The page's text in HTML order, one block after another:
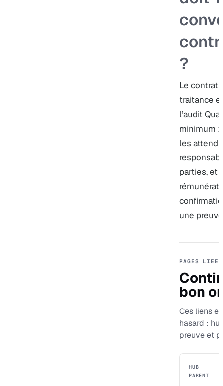
?
Le contrat
traitance
l’audit
minimum :
les
parties, et
une
PAGES LIEES
bon
Ces liens
hasard :
preuve et
HUB
PARENT